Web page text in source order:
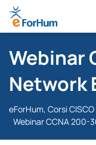
Webinar
Network
eForHum, Corsi
Webinar CCNA 200-